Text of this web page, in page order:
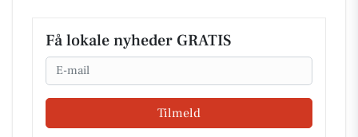
Få lokale nyheder GRATIS
Email
Tilmeld